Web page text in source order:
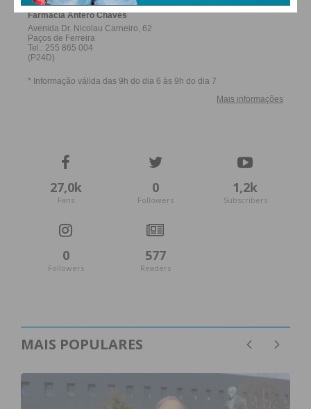
27,0k
Fans
0
Followers
1,2k
Subscribers
0
Followers
577
Readers
MAIS POPULARES